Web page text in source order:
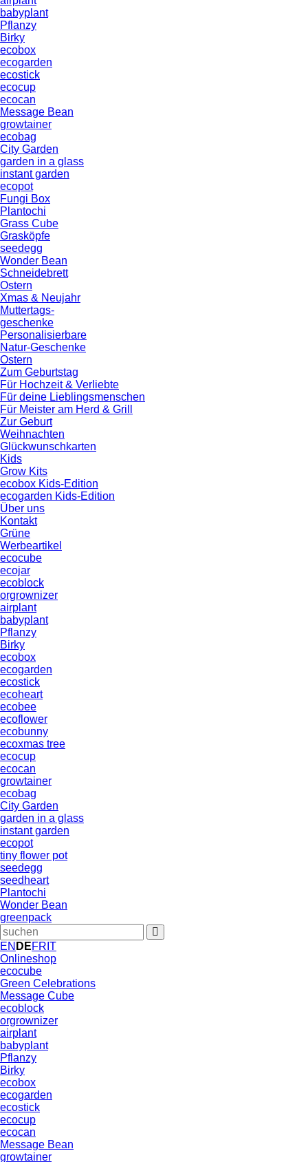
babyplant
Pflanzy
Birky
ecobox
ecogarden
ecostick
ecocup
ecocan
Message Bean
growtainer
ecobag
City Garden
garden in a glass
instant garden
ecopot
Fungi Box
Plantochi
Grass Cube
Grasköpfe
seedegg
Wonder Bean
Schneidebrett
Ostern
Xmas & Neujahr
Muttertags-
geschenke
Personalisierbare
Natur-Geschenke
Ostern
Zum Geburtstag
Für Hochzeit & Verliebte
Für deine Lieblingsmenschen
Für Meister am Herd & Grill
Zur Geburt
Weihnachten
Glückwunschkarten
Kids
Grow Kits
ecobox Kids-Edition
ecogarden Kids-Edition
Über uns
Kontakt
Grüne
Werbeartikel
ecocube
ecojar
ecoblock
orgrownizer
airplant
babyplant
Pflanzy
Birky
ecobox
ecogarden
ecostick
ecoheart
ecobee
ecoflower
ecobunny
ecoxmas tree
ecocup
ecocan
growtainer
ecobag
City Garden
garden in a glass
instant garden
ecopot
tiny flower pot
seedegg
seedheart
Plantochi
Wonder Bean
greenpack
EN DEFR IT
Onlineshop
ecocube
Green Celebrations
Message Cube
ecoblock
orgrownizer
airplant
babyplant
Pflanzy
Birky
ecobox
ecogarden
ecostick
ecocup
ecocan
Message Bean
growtainer